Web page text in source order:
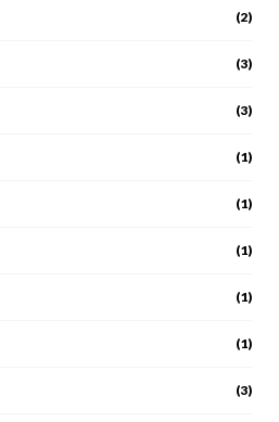
(2)
(3)
(3)
(1)
(1)
(1)
(1)
(1)
(3)